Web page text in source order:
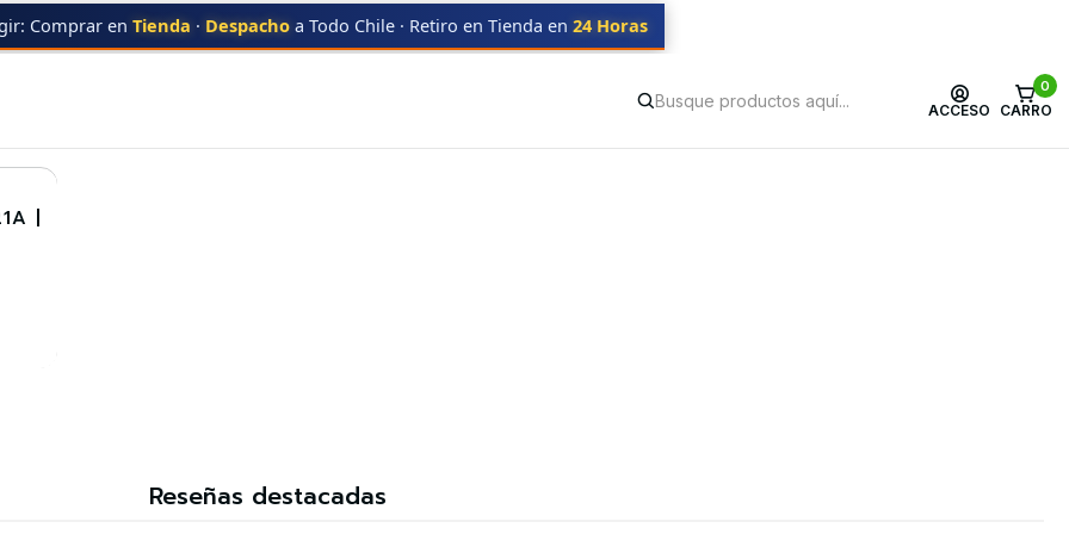
ACCESO
0
CARRO
Comprar en Tienda · Despacho a Todo Chile · Retiro en Tienda en 24 Horas
653A CYAN
|
Reseñas destacadas